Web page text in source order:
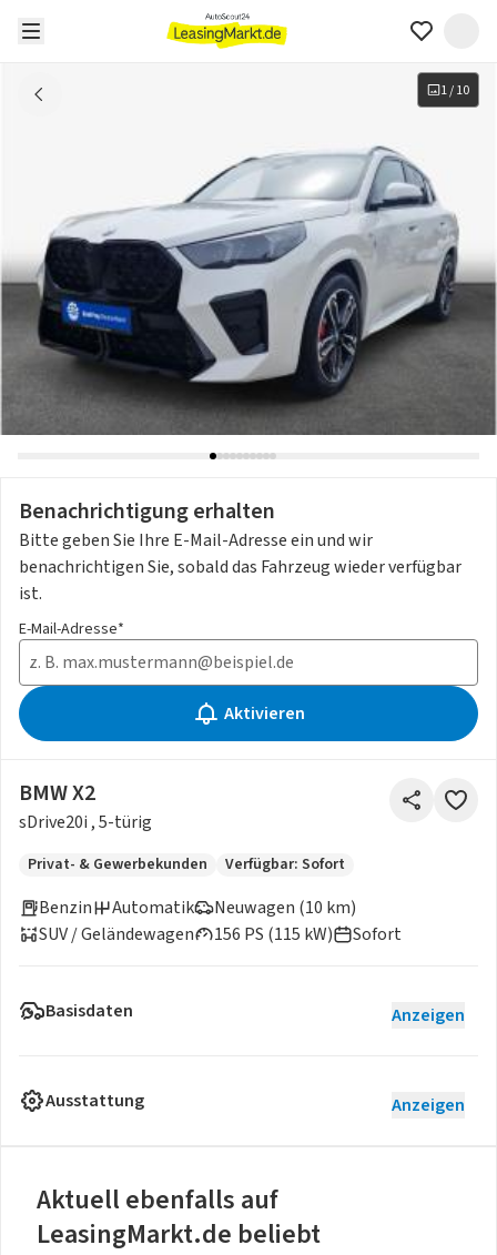
1/10
Benachrichtigung erhalten
Bitte geben Sie Ihre E-Mail-Adresse ein und wir
benachrichtigen Sie, sobald das Fahrzeug wieder verfügbar
ist.
E-Mail-Adresse*
Aktivieren
BMW X2
sDrive20i , 5-türig
Privat- & Gewerbekunden Verfügbar: Sofort
Benzin
Neuwagen (10 km)
156 PS (115 kW)
Automatik
SUV / Geländewagen
Sofort
Basisdaten Anzeigen
Ausstattung Anzeigen
Aktuell ebenfalls auf
LeasingMarkt.de beliebt